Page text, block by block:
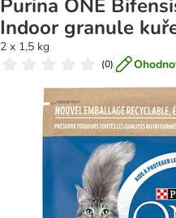
Purina ONE
Indoor granule
2 x 1,5 kg
(0)